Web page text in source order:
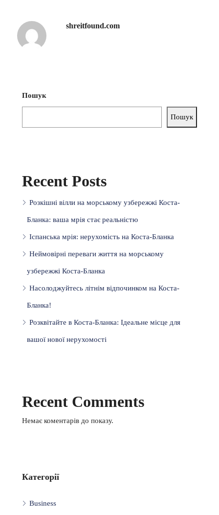
shreitfound.com
Пошук
Пошук
Recent Posts
Розкішні вілли на морському узбережжі Коста-
Бланка: ваша мрія стає реальністю
Іспанська мрія: нерухомість на Коста-Бланка
Неймовірні переваги життя на морському
узбережжі Коста-Бланка
Насолоджуйтесь літнім відпочинком на Коста-
Бланка!
Розквітайте в Коста-Бланка: Ідеальне місце для
вашої нової нерухомості
Recent Comments
Немає коментарів до показу.
Категорії
Business